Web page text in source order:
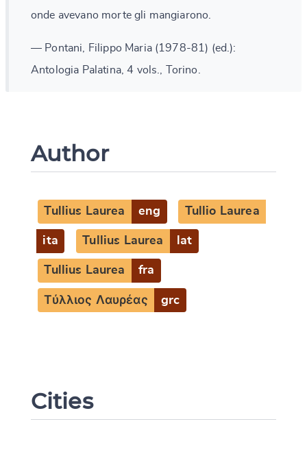
onde avevano morte gli mangiarono.
— Pontani, Filippo Maria (1978-81) (ed.):
Antologia Palatina, 4 vols., Torino.
Author
Tullius Laurea eng Tullio Laurea
ita Tullius Laurea lat
Tullius Laurea fra
Τύλλιος Λαυρέας grc
Cities